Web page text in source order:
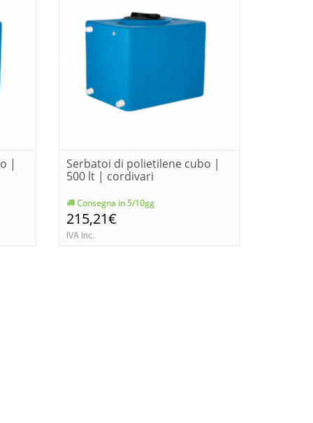
|
Serbatoi di polietilene cubo |
500 lt | cordivari
Consegna in 5/10gg
215,21€
IVA Inc.